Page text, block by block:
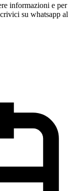
informazioni e per
su whatsapp al